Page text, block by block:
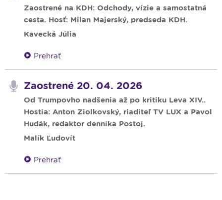
Zaostrené na KDH: Odchody, vízie a samostatná
cesta. Hosť: Milan Majerský, predseda KDH.
Kavecká Júlia
Prehrať
Zaostrené 20. 04. 2026
Od Trumpovho nadšenia až po kritiku Leva XIV..
Hostia: Anton Ziolkovský, riaditeľ TV LUX a Pavol
Hudák, redaktor denníka Postoj.
Malík Ľudovít
Prehrať